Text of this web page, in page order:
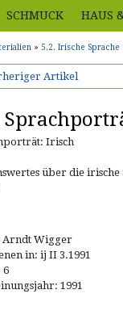
SCHMUCK HAUS
» 5.2. Irische Sprache
Artikel
Irisch
über die irische
Arndt Wigger
in: ij II 3.1991
6
1991